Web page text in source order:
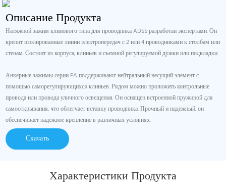
Описание Продукта
Натяжной зажим клинового типа для проводника ADSS разработан экспертами. Он
крепит изолированные линии электропередач с 2 или 4 проводниками к столбам или
стенам. Состоит из корпуса, клиньев и съемной регулируемой дужки или подкладки.
Анкерные зажимы серии PA поддерживают нейтральный несущий элемент с
помощью саморегулирующихся клиньев. Рядом можно проложить контрольные
провода или провода уличного освещения. Он оснащен встроенной пружиной для
самооткрывания, что облегчает вставку проводника. Прочный и надежный, он
обеспечивает надежное крепление в различных условиях.
Скачать
Характеристики Продукта